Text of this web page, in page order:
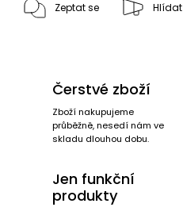
Zeptat se Hlídat
Čerstvé zboží
Zboží nakupujeme
průběžně, nesedí nám ve
skladu dlouhou dobu.
Jen funkční
produkty